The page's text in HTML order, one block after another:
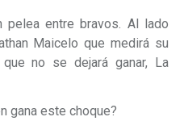
entre bravos. Al lado
Maicelo que medirá su
no se dejará ganar, La
gana este choque?